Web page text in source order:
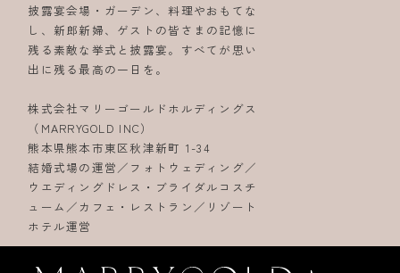
披露宴会場・ガーデン、料理やおもてな
し、新郎新婦、ゲストの皆さまの記憶に
残る素敵な挙式と披露宴。すべてが思い
出に残る最高の一日を。
株式会社マリーゴールドホルディングス
（MARRYGOLD INC）
熊本県熊本市東区秋津新町 1-34
結婚式場の運営／フォトウェディング／
ウエディングドレス・ブライダルコスチ
ューム／カフェ・レストラン／リゾート
ホテル運営